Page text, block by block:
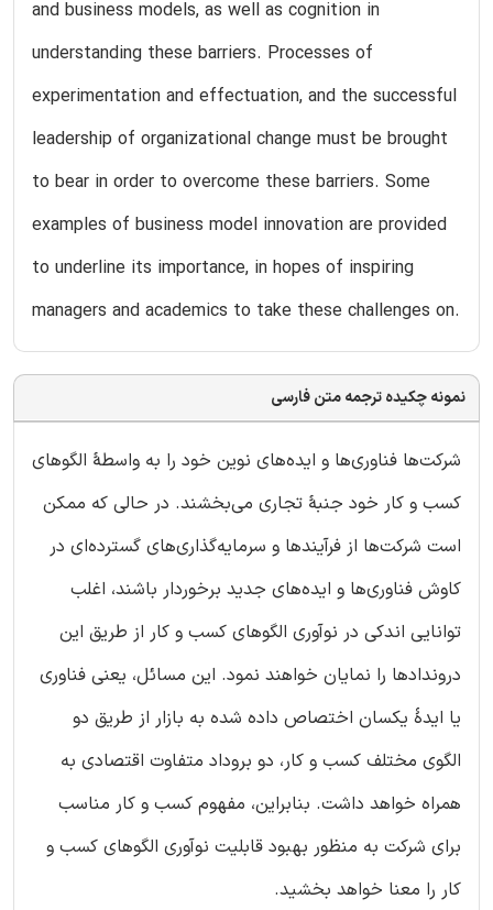
and business models, as well as cognition in
understanding these barriers. Processes of
experimentation and effectuation, and the successful
leadership of organizational change must be brought
to bear in order to overcome these barriers. Some
examples of business model innovation are provided
to underline its importance, in hopes of inspiring
managers and academics to take these challenges on.
نمونه چکیده ترجمه متن فارسی
شرکت‌ها فناوری‌ها و ایده‌های نوین خود را به واسطۀ الگوهای
کسب و کار خود جنبۀ تجاری می‌بخشند. در حالی که ممکن
است شرکت‌ها از فرآیندها و سرمایه‌گذاری‌های گسترده‌ای در
کاوش فناوری‌ها و ایده‌های جدید برخوردار باشند، اغلب
توانایی اندکی در نوآوری الگوهای کسب و کار از طریق این
دروندادها را نمایان خواهند نمود. این مسائل، یعنی فناوری
یا ایدۀ یکسان اختصاص داده شده به بازار از طریق دو
الگوی مختلف کسب و کار، دو بروداد متفاوت اقتصادی به
همراه خواهد داشت. بنابراین، مفهوم کسب و کار مناسب
برای شرکت به منظور بهبود قابلیت نوآوری الگوهای کسب و
کار را معنا خواهد بخشید.